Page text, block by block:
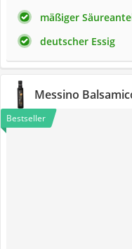
mäßiger
deutscher Essig
Messino
Bestseller